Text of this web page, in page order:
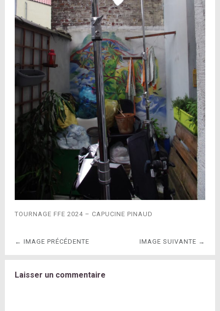
TOURNAGE FFE 2024 – CAPUCINE PINAUD
← IMAGE PRÉCÉDENTE IMAGE SUIVANTE →
Laisser un commentaire